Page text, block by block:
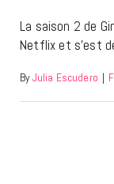
La saison 2 de
Netflix et s’est
By Julia Escudero |